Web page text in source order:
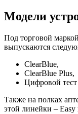
Модели
Под торговой
выпускаются
ClearBlue,
ClearBlue Plus,
Цифровой тест
Также на полках
этой линейки – Easy